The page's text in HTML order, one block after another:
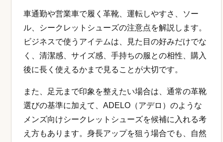
車通勤や営業車で履く革靴、運転しやすさ、ソー
ル、シークレットシューズの注意点を解説します。
ビジネスで使うアイテムは、見た目の好みだけでな
く、清潔感、サイズ感、手持ちの服との相性、購入
後に長く使えるかまで見ることが大切です。
また、足元まで印象を整えたい場合は、通常の革靴
選びの基準に加えて、ADELO（アデロ）のような
メンズ向けシークレットシューズを候補に入れる考
え方もあります。身長アップを狙う場合でも、自然